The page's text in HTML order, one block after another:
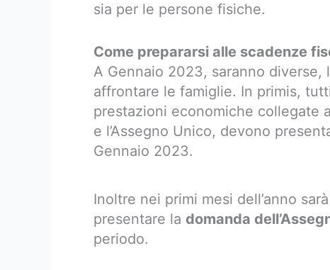
sia per le persone fisiche.
Come prepararsi alle scadenze
A Gennaio 2023, saranno
affrontare le famiglie. In primis,
prestazioni economiche collegate
e l’Assegno Unico, devono
Gennaio 2023.
Inoltre nei primi mesi dell’anno
presentare la domanda
periodo.